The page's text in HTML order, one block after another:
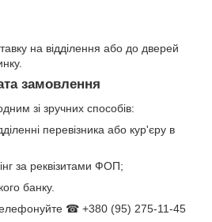
на відділення або до дверей
замовлення
зі зручних способів:
перевізника або кур'єру в
за реквізитами ФОП;
банку.
☎ +380 (95) 275-11-45